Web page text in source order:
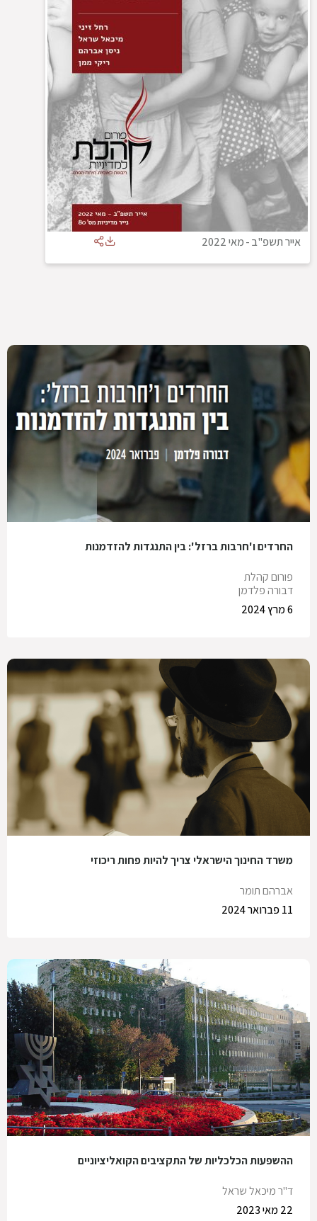
אייר תשפ"ב-מאי 2022
החרדים ו'חרבות ברזל': בין התנגדות להזדמנות
פורום קהלת
דבורה פלדמן
6 מרץ 2024
משרד החינוך הישראלי צריך להיות פחות ריכוזי
אברהם תומר
11 פברואר 2024
ההשפעות הכלכליות של התקציבים הקואליציוניים
ד"ר מיכאל שראל
22 מאי 2023